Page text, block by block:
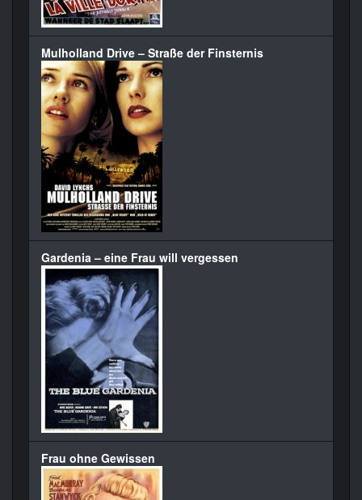
Mulholland Drive – Straße der Finsternis
Gardenia – eine Frau will vergessen
Frau ohne Gewissen